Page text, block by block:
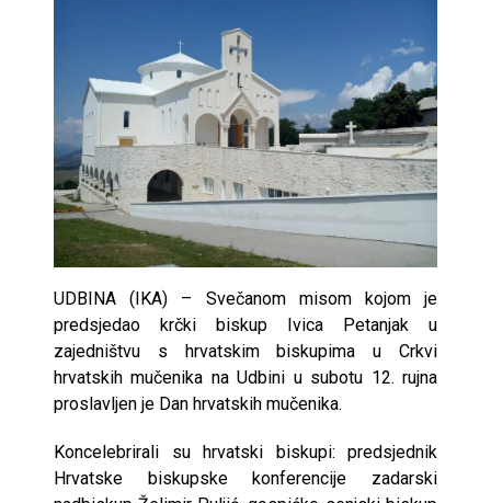
UDBINA (IKA) – Svečanom misom kojom je
predsjedao krčki biskup Ivica Petanjak u
zajedništvu s hrvatskim biskupima u Crkvi
hrvatskih mučenika na Udbini u subotu 12. rujna
proslavljen je Dan hrvatskih mučenika.
Koncelebrirali su hrvatski biskupi: predsjednik
Hrvatske biskupske konferencije zadarski